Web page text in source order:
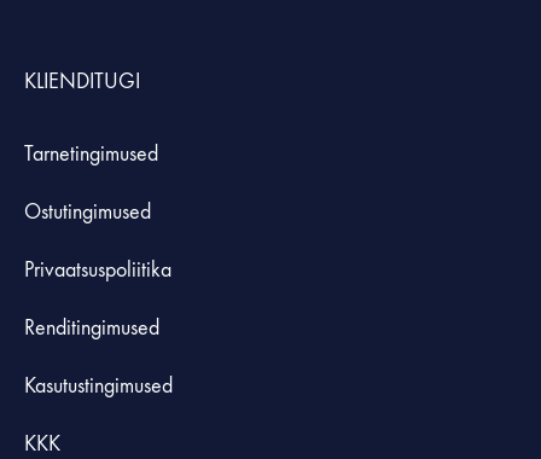
KLIENDITUGI
Tarnetingimused
Ostutingimused
Privaatsuspoliitika
Renditingimused
Kasutustingimused
KKK